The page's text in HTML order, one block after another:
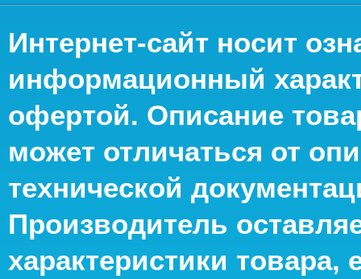
Интернет-сайт носит
информационный
офертой. Описание
может отличаться от
технической
Производитель
характеристики